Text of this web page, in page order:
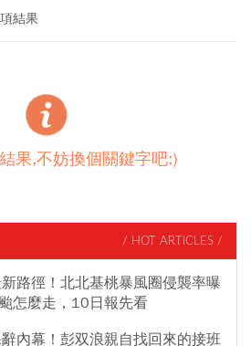
項結果
果,不妨換個關鍵字吧:)
/ HOT ARTICLES /
路徑！北北基桃暴風圈侵襲率曝
怎麼走，10日報先看
內幕！彭双浪親自找回來的接班